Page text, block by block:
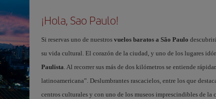
¡Hola, Sao Paulo!
Si reservas uno de nuestros vuelos baratos a São Paulo
su vida cultural. El corazón de la ciudad, y uno de los lugares
Paulista. Al recorrer sus más de dos kilómetros se entiende
latinoamericana”. Deslumbrantes rascacielos, entre los que
centros culturales y con uno de los museos imprescindibles de la